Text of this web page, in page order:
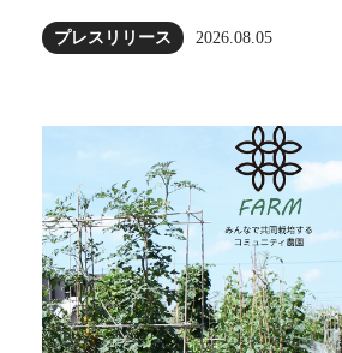
プレスリリース 2026.08.05